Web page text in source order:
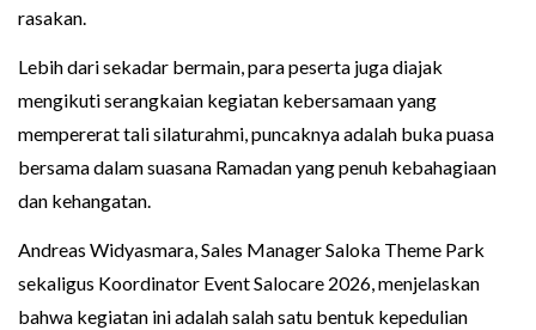
rasakan.
Lebih dari sekadar bermain, para peserta juga diajak
mengikuti serangkaian kegiatan kebersamaan yang
mempererat tali silaturahmi, puncaknya adalah buka puasa
bersama dalam suasana Ramadan yang penuh kebahagiaan
dan kehangatan.
Andreas Widyasmara, Sales Manager Saloka Theme Park
sekaligus Koordinator Event Salocare 2026, menjelaskan
bahwa kegiatan ini adalah salah satu bentuk kepedulian